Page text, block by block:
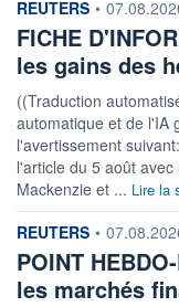
information fournie par
REUTERS •
FICHE
les gains des
((Traduction
automatique et de l'IA
l'avertissement
l'article du 5 août
Mackenzie et ... Lire la
information fournie par
REUTERS •
POINT
les marchés